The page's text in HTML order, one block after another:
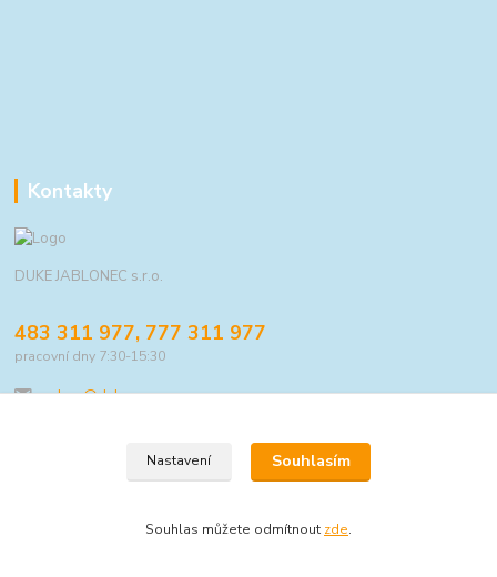
Kontakty
DUKE JABLONEC s.r.o.
483 311 977, 777 311 977
pracovní dny 7:30-15:30
eshop@duke.cz
© 2021 DUKE JABLONEC s.r.o.
Nastavení Souhlasím
Souhlas můžete odmítnout zde.